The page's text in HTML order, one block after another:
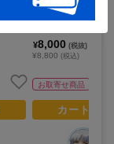
機動戦士Gundam
uX_Lucreaらいと
¥8,000 (税抜)
¥8,800 (税込)
お取寄せ商品
カートに